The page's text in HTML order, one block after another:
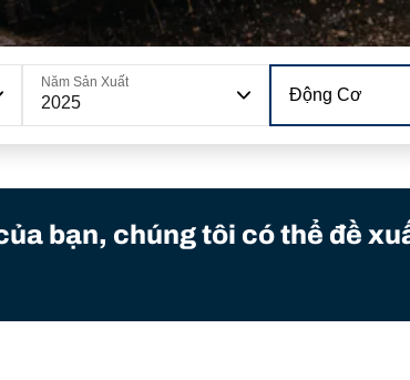
Năm Sản Xuất
2025 Động Cơ
bạn, chúng tôi có thể đề